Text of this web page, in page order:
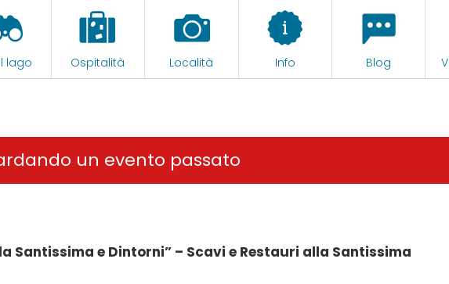
lago Ospitalità Località Info Blog
un evento passato
Santissima e Dintorni” – Scavi e Restauri alla Santissima